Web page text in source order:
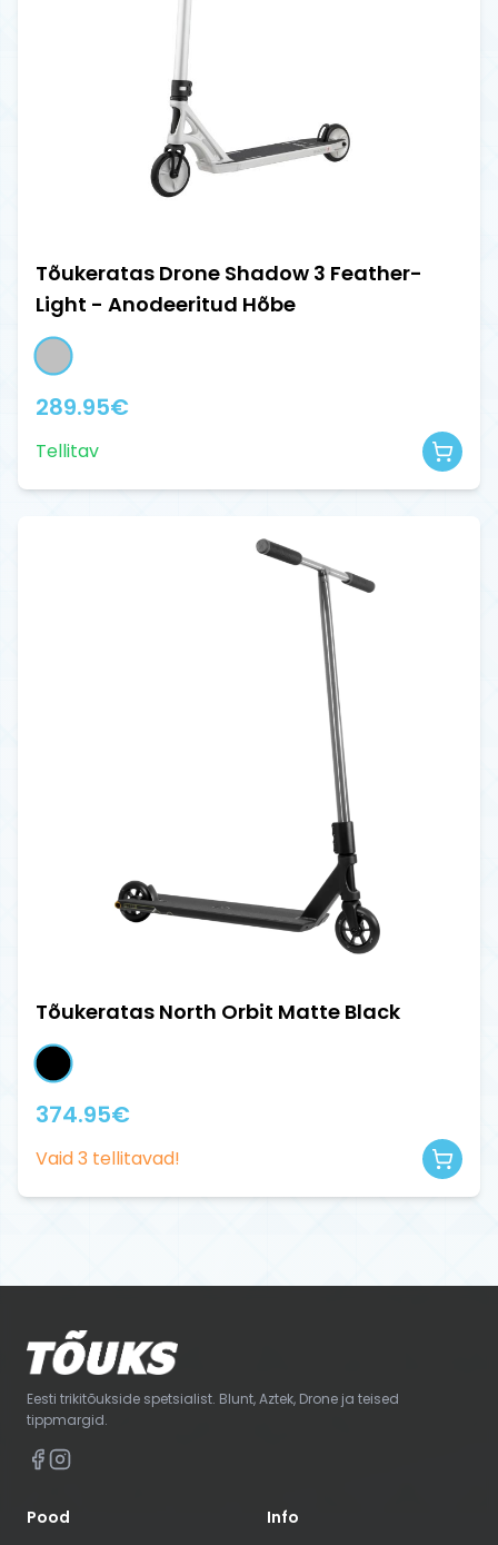
Tõukeratas Drone Shadow 3 Feather-
Light - Anodeeritud Hõbe
289.95€
Tellitav
Tõukeratas North Orbit Matte Black
374.95€
Vaid3 tellitavad!
Eesti trikitõukside spetsialist. Blunt, Aztek, Drone ja teised
tippmargid.
Pood
Info